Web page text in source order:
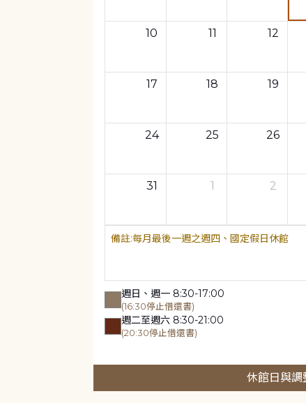
10 11 12
17 18 19
24 25 26
31 1 2
每月最後一週之週四、國定假日休館
週日、週一 8:30-17:00
(16:30停止借還書)
週二至週六 8:30-21:00
(20:30停止借還書)
休館日與調